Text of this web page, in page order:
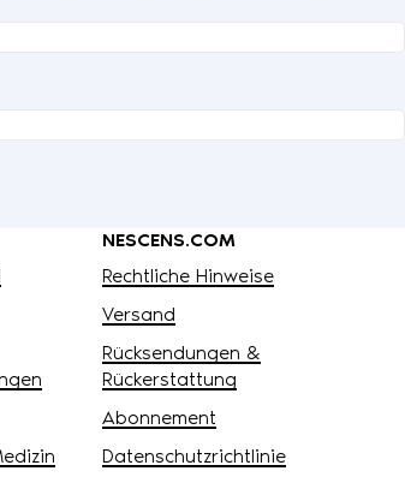
NESCENS.COM
Rechtliche Hinweise
Versand
Rücksendungen &
Rückerstattung
Abonnement
Datenschutzrichtlinie